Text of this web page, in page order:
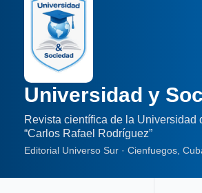
Universidad y
Revista científica de la Universidad
“Carlos Rafael Rodríguez”
Editorial Universo Sur · Cienfuegos,